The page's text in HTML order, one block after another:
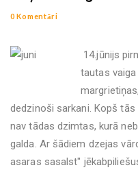
0 Komentāri
14.jūnijs
tautas
dedzinoši sarkani. Kopš
nav tādas dzimtas, kurā
galda. Ar šādiem dzejas
asaras sasalst"